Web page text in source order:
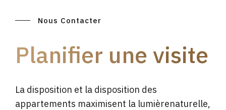
Nous Contacter
Planifier une visite
La disposition et la disposition des
appartements maximisent la lumièrenaturelle,